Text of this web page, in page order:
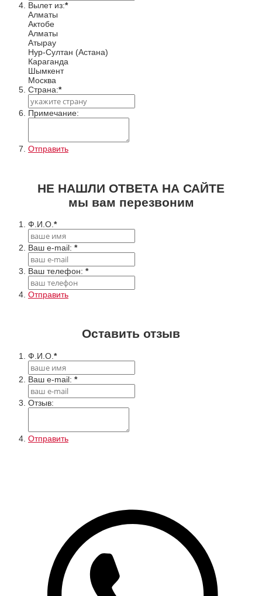
Вылет из:*
Алматы
Актобе
Алматы
Атырау
Нур-Султан (Астана)
Караганда
Шымкент
Москва
Cтрана:*
Примечание:
Отправить
НЕ НАШЛИ ОТВЕТА НА САЙТЕ
мы вам перезвоним
Ф.И.О. *
Ваш e-mail: *
Ваш телефон: *
Отправить
Оставить отзыв
Ф.И.О. *
Ваш e-mail: *
Отзыв:
Отправить